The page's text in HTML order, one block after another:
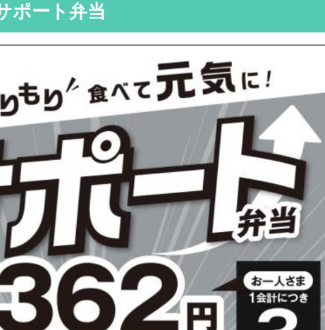
ポート弁当